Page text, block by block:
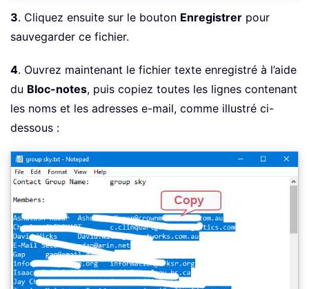
3. Cliquez ensuite sur le bouton Enregistrer pour
sauvegarder ce fichier.
4. Ouvrez maintenant le fichier texte enregistré à l’aide
du Bloc-notes, puis copiez toutes les lignes contenant
les noms et les adresses e-mail, comme illustré ci-
dessous :